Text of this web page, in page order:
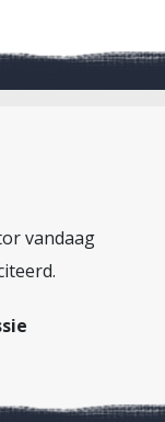
vandaag